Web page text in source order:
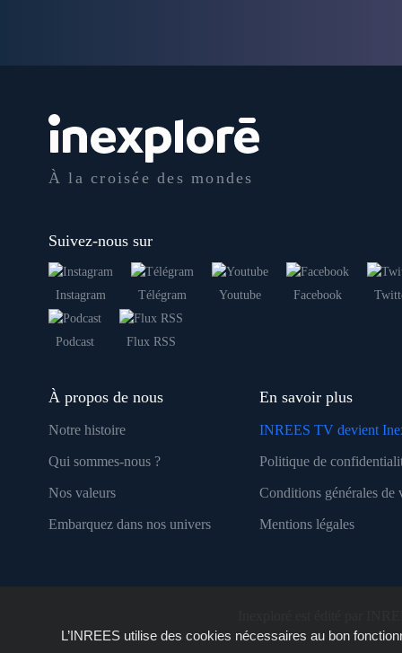
À la croisée des mondes
Suivez-nous sur
Instagram Télégram Youtube Facebook
Podcast Flux RSS
À propos de nous
Notre histoire
Qui sommes-nous ?
Nos valeurs
Embarquez dans nos univers
En savoir plus
INREES TV devient
Politique de
Conditions générales de
Mentions légales
L’INREES utilise des cookies nécessaires au bon